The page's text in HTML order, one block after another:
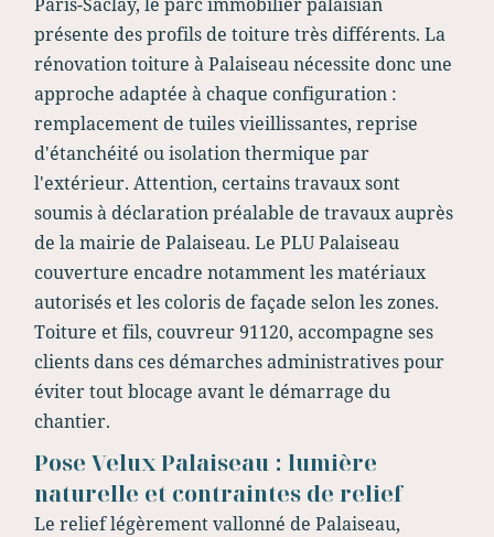
présente des profils de toiture très différents. La
rénovation toiture à Palaiseau nécessite donc une
approche adaptée à chaque configuration :
remplacement de tuiles vieillissantes, reprise
d'étanchéité ou isolation thermique par
l'extérieur. Attention, certains travaux sont
soumis à déclaration préalable de travaux auprès
de la mairie de Palaiseau. Le PLU Palaiseau
couverture encadre notamment les matériaux
autorisés et les coloris de façade selon les zones.
Toiture et fils, couvreur 91120, accompagne ses
clients dans ces démarches administratives pour
éviter tout blocage avant le démarrage du
chantier.
Pose Velux Palaiseau : lumière
naturelle et contraintes de relief
Le relief légèrement vallonné de Palaiseau,